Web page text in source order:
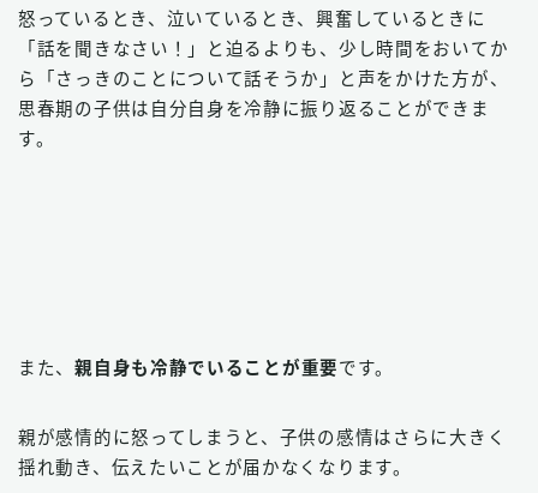
怒っているとき、泣いているとき、興奮しているときに
「話を聞きなさい！」と迫るよりも、少し時間をおいてか
ら「さっきのことについて話そうか」と声をかけた方が、
思春期の子供は自分自身を冷静に振り返ることができま
す。
また、親自身も冷静でいることが重要です。
親が感情的に怒ってしまうと、子供の感情はさらに大きく
揺れ動き、伝えたいことが届かなくなります。